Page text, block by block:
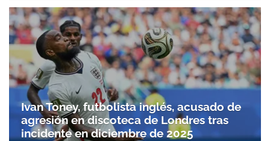
Ivan Toney, futbolista inglés, acusado de
agresión en discoteca de Londres tras
incidente en diciembre de 2025